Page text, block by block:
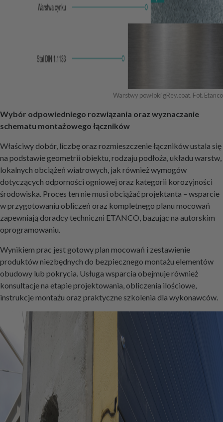
Warstwy powłoki gRey.coat. Fot. Etanco
Wybór odpowiedniego rozwiązania oraz wyznaczanie
schematu montażowego łączników
Właściwy dobór, liczbę oraz rozmieszczenie łączników ustala się
na podstawie geometrii obiektu, rodzaju podłoża, układu warstw,
lokalnych obciążeń wiatrowych, jak również wymogów
dotyczących odporności ogniowej oraz kategorii korozyjności
środowiska. Proces ten nie musi obciążać projektanta – wsparcie
w przygotowaniu obliczeń oraz kompletnego planu mocowań
zapewniają doradcy techniczni ETANCO, bazując na autorskim
oprogramowaniu.
Wynikiem prac jest gotowy plan mocowań i zestawienie
produktów niezbędnych do bezpiecznego montażu elementów
obudowy lub pokrycia. Usługa wsparcia obejmuje również
konsultacje na etapie projektowania, obliczenia ilościowe,
instrukcje montażu oraz praktyczne szkolenia dla wykonawców.